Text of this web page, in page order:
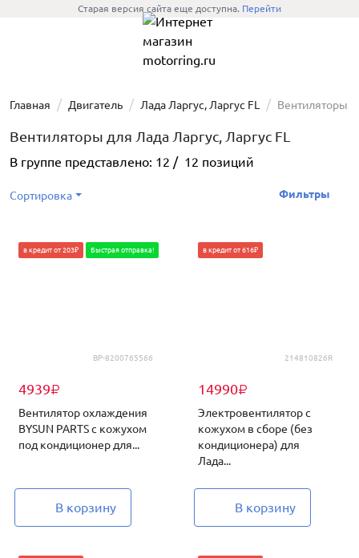
Старая версия сайта еще доступна. Перейти
Главная Двигатель Лада Ларгус, Ларгус FL Вентиляторы
Вентиляторы для Лада Ларгус, Ларгус FL
В группе представлено: 12 / 12 позиций
Сортировка Фильтры
BP-8200765566
4939₽
в кредит от 203₽ Быстрая отправка!
Вентилятор охлаждения
BYSUN PARTS с кожухом
под кондиционер для...
В корзину
214810826R
14990₽
в кредит от 616₽
Электровентилятор с
кожухом в сборе (без
кондиционера) для
Лада...
В корзину